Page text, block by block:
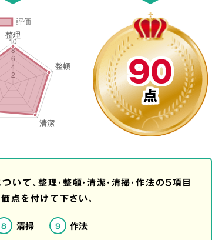
90
点
て、整理・整頓・清潔・清掃・作法の5項目
点を付けて下さい。
8 清掃 9 作法